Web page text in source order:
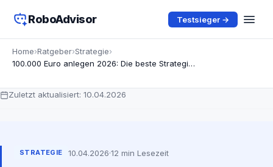
RoboAdvisor Testsieger →
Home›Ratgeber›Strategie›
100.000 Euro anlegen 2026: Die beste Strategie für große Summen
Zuletzt aktualisiert: 10.04.2026
STRATEGIE 10.04.2026·12 min Lesezeit